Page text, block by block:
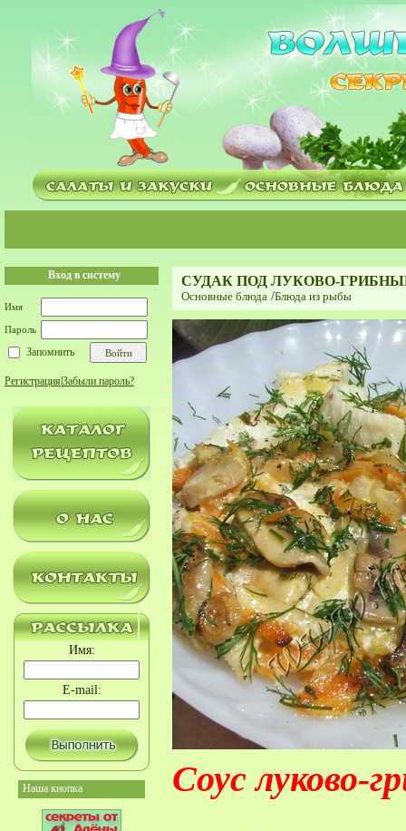
Вход в систему
Имя
Пароль
Запомнить
Регистрация Забыли пароль?
Имя:
E-mail:
Наша кнопка
СУДАК ПОД ЛУКОВО-
Основные блюда /Блюда из рыбы
Соус луково-